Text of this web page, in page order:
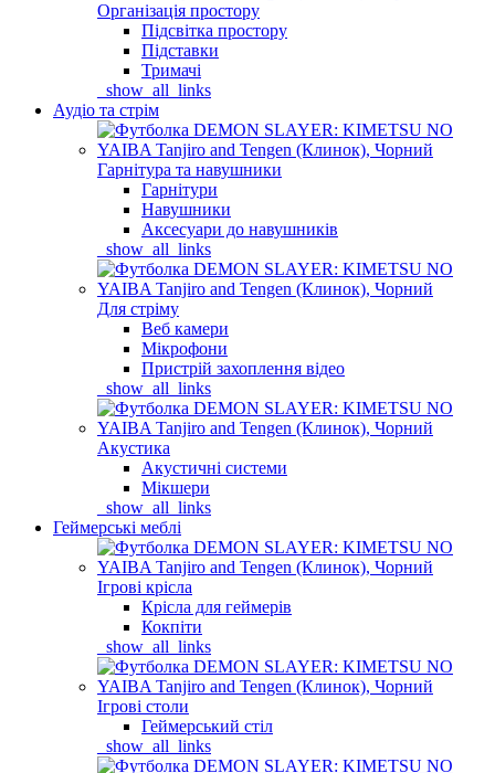
Організація простору
Підсвітка простору
Підставки
Тримачі
_show_all_links
Аудіо та стрім
Гарнітура та навушники
Гарнітури
Навушники
Аксесуари до навушників
_show_all_links
Для стріму
Веб камери
Мікрофони
Пристрій захоплення відео
_show_all_links
Акустика
Акустичні системи
Мікшери
_show_all_links
Геймерські меблі
Ігрові крісла
Крісла для геймерів
Кокпіти
_show_all_links
Ігрові столи
Геймерський стіл
_show_all_links